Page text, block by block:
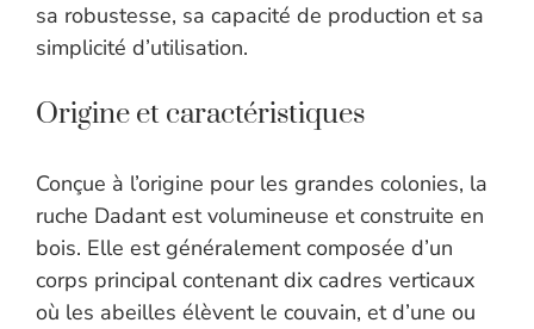
sa robustesse, sa capacité de production et sa
simplicité d’utilisation.
Origine et caractéristiques
Conçue à l’origine pour les grandes colonies, la
ruche Dadant est volumineuse et construite en
bois. Elle est généralement composée d’un
corps principal contenant dix cadres verticaux
où les abeilles élèvent le couvain, et d’une ou